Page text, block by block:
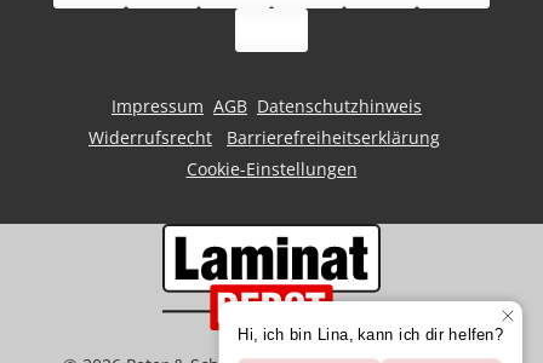
Impressum AGB Datenschutzhinweis
Widerrufsrecht
Barrierefreiheitserklärung
Cookie-Einstellungen